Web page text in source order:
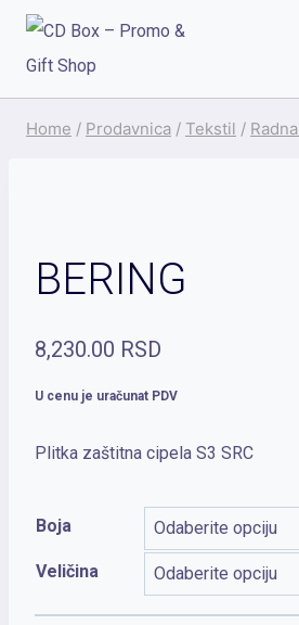
Skip
Home / Prodavnica / Tekstil /
BERING
8,230.00 RSD
U cenu je uračunat PDV
Plitka zaštitna cipela S3 SRC
Boja
Veličina